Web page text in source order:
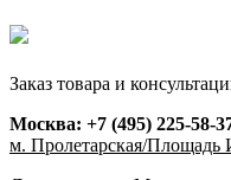
Заказ товара и
Москва: +7 (495) 225-58-
м. Пролетарская/Площадь